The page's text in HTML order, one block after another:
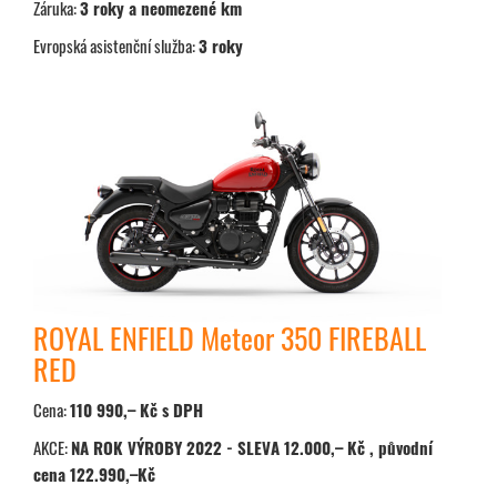
Záruka:3 roky a neomezené km
Evropská asistenční služba:3 roky
ROYAL ENFIELD Meteor 350 FIREBALL
RED
Cena:110 990,– Kč s DPH
AKCE:NA ROK VÝROBY 2022 - SLEVA 12.000,– Kč , původní
cena 122.990,–Kč